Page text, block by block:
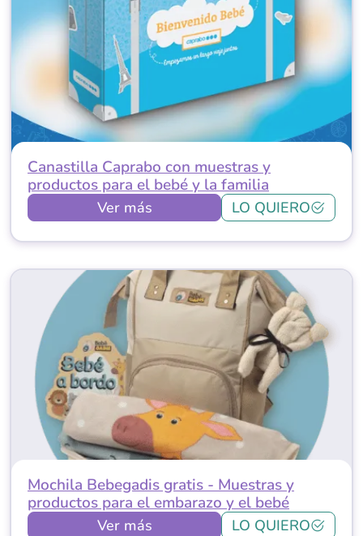
Canastilla Caprabo con muestras y
productos para el bebé y la familia
Ver más LO QUIERO
Mochila Bebegadis gratis - Muestras y
productos para el embarazo y el bebé
Ver más LO QUIERO